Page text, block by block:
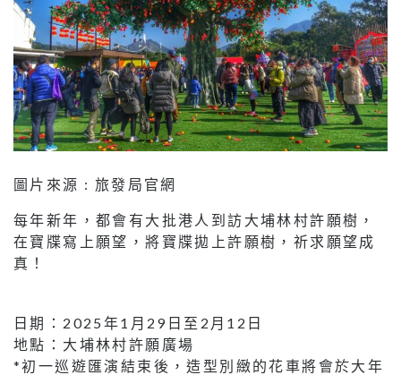
圖片來源 : 旅發局官網
每年新年，都會有大批港人到訪大埔林村許願樹，
在寶牒寫上願望，將寶牒拋上許願樹，祈求願望成
真！
日期：2025年1月29日至2月12日
地點：大埔林村許願廣場
*初一巡遊匯演結束後，造型別緻的花車將會於大年